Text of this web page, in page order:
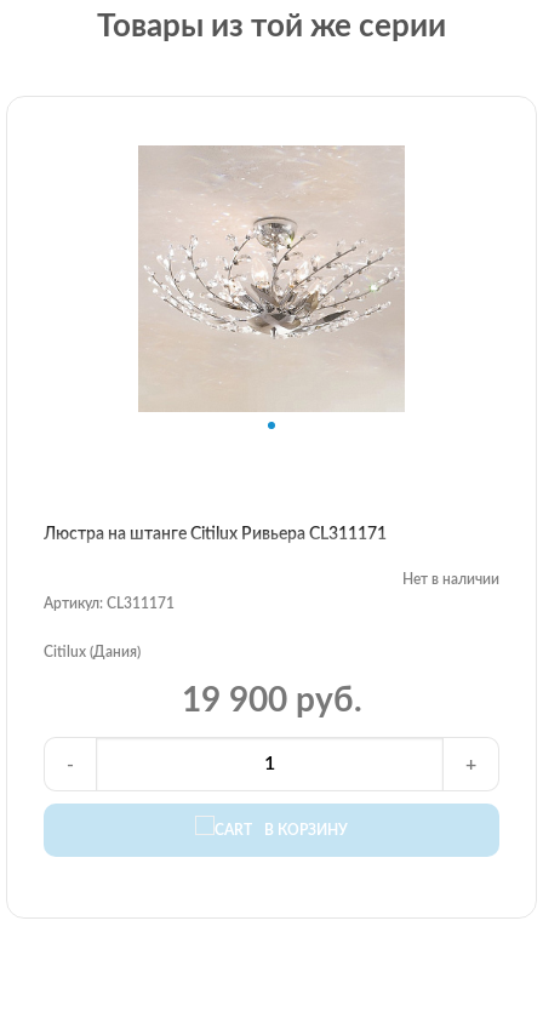
Товары из той же серии
Люстра на штанге Citilux Ривьера CL311171
Нет в наличии
Артикул: CL311171
Citilux (Дания)
19 900 руб.
В КОРЗИНУ
- +